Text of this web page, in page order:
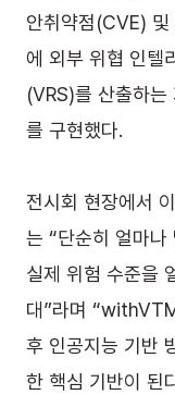
안취약점(CVE)
에 외부 위협 인텔
(VRS)를 산출하
를 구현했다.
전시회 현장에서
는 “단순히 얼마나
실제 위험 수준을
대”라며
후 인공지능 기반
한 핵심 기반이 된